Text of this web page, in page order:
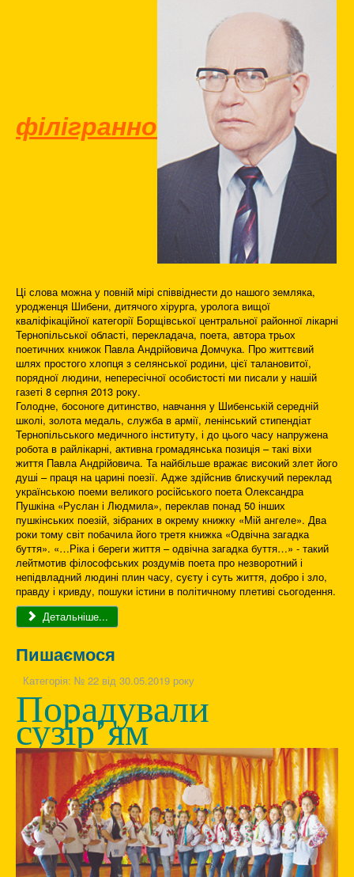
філігранно
Ці слова можна у повній мірі співвіднести до нашого земляка,
уродженця Шибени, дитячого хірурга, уролога вищої
кваліфікаційної категорії Борщівської центральної районної лікарні
Тернопільської області, перекладача, поета, автора трьох
поетичних книжок Павла Андрійовича Домчука. Про життєвий
шлях простого хлопця з селянської родини, цієї талановитої,
порядної людини, непересічної особистості ми писали у нашій
газеті 8 серпня 2013 року.
Голодне, босоноге дитинство, навчання у Шибенській середній
школі, золота медаль, служба в армії, ленінський стипендіат
Тернопільського медичного інституту, і до цього часу напружена
робота в райлікарні, активна громадянська позиція – такі віхи
життя Павла Андрійовича. Та найбільше вражає високий злет його
душі – праця на царині поезії. Адже здійснив блискучий переклад
українською поеми великого російського поета Олександра
Пушкіна «Руслан і Людмила», переклав понад 50 інших
пушкінських поезій, зібраних в окрему книжку «Мій ангеле». Два
роки тому світ побачила його третя книжка «Одвічна загадка
буття». «…Ріка і береги життя – одвічна загадка буття…» - такий
лейтмотив філософських роздумів поета про незворотний і
непідвладний людині плин часу, суєту і суть життя, добро і зло,
правду і кривду, пошуки істини в політичному плетиві сьогодення.
Детальніше...
Пишаємося
Категорія: № 22 від 30.05.2019 року
Порадували
сузір’ям